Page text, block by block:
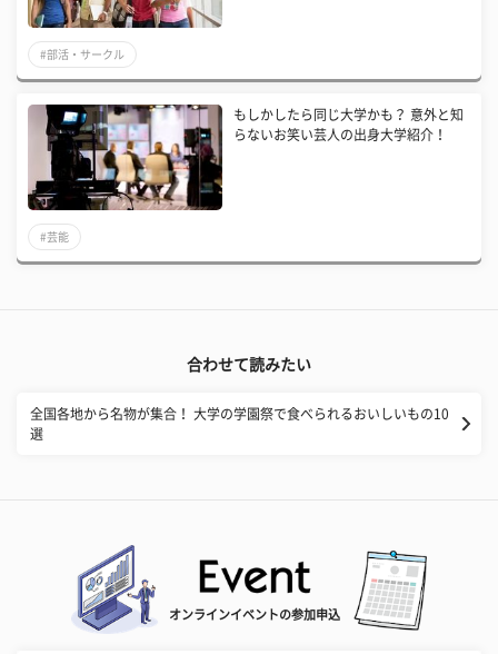
#部活・サークル
もしかしたら同じ大学かも？ 意外と知
らないお笑い芸人の出身大学紹介！
#芸能
合わせて読みたい
全国各地から名物が集合！ 大学の学園祭で食べられるおいしいもの10
選
オンラインイベントの参加申込